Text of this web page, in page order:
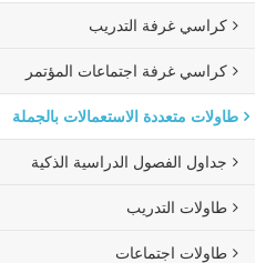
كراسي غرفة التدريب
كراسي غرفة اجتماعات المؤتمر
طاولات متعددة الاستعمالات بالجملة
جداول الفصول الدراسية الذكية
طاولات التدريب
طاولات اجتماعات